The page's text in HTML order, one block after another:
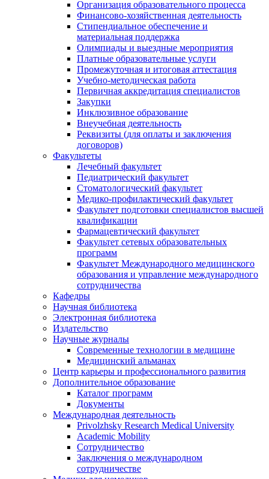
Организация образовательного процесса
Финансово-хозяйственная деятельность
Стипендиальное обеспечение и
материальная поддержка
Олимпиады и выездные мероприятия
Платные образовательные услуги
Промежуточная и итоговая аттестация
Учебно-методическая работа
Первичная аккредитация специалистов
Закупки
Инклюзивное образование
Внеучебная деятельность
Реквизиты (для оплаты и заключения
договоров)
Факультеты
Лечебный факультет
Педиатрический факультет
Стоматологический факультет
Медико-профилактический факультет
Факультет подготовки специалистов высшей
квалификации
Фармацевтический факультет
Факультет сетевых образовательных
программ
Факультет Международного медицинского
образования и управление международного
сотрудничества
Кафедры
Научная библиотека
Электронная библиотека
Издательство
Научные журналы
Современные технологии в медицине
Медицинский альманах
Центр карьеры и профессионального развития
Дополнительное образование
Каталог программ
Документы
Международная деятельность
Privolzhsky Research Medical University
Academic Mobility
Сотрудничество
Заключения о международном
сотрудничестве